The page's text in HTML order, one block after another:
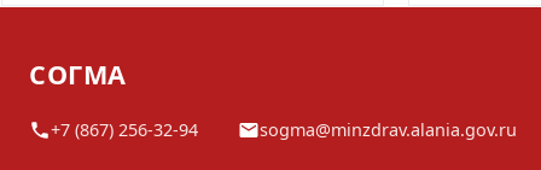
СОГМА
+7 (867) 256-32-94 sogma@minzdrav.alania.gov.ru